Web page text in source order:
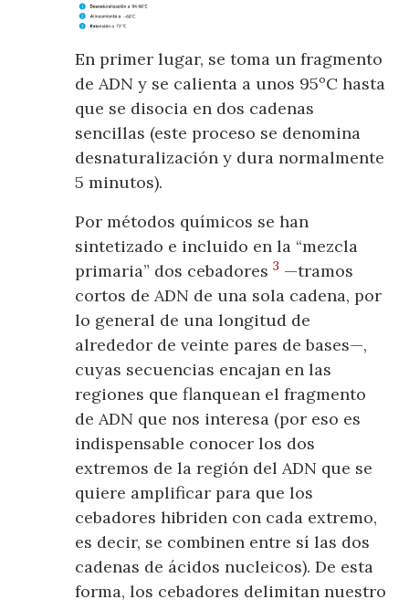
En primer lugar, se toma un fragmento
de ADN y se calienta a unos 95ºC hasta
que se disocia en dos cadenas
sencillas (este proceso se denomina
desnaturalización y dura normalmente
5 minutos).
Por métodos químicos se han
sintetizado e incluido en la “mezcla
primaria” dos cebadores3 —tramos
cortos de ADN de una sola cadena, por
lo general de una longitud de
alrededor de veinte pares de bases—,
cuyas secuencias encajan en las
regiones que flanquean el fragmento
de ADN que nos interesa (por eso es
indispensable conocer los dos
extremos de la región del ADN que se
quiere amplificar para que los
cebadores hibriden con cada extremo,
es decir, se combinen entre sí las dos
cadenas de ácidos nucleicos). De esta
forma, los cebadores delimitan nuestro